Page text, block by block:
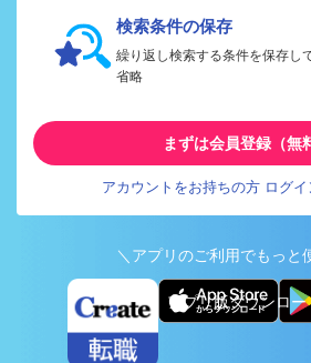
検索条件の保存
繰り返し検索する条件を保存し
省略
まずは会員登録（無
アカウントをお持ちの方 ログイ
＼アプリのご利用でもっと
アプリ版ダウンロー